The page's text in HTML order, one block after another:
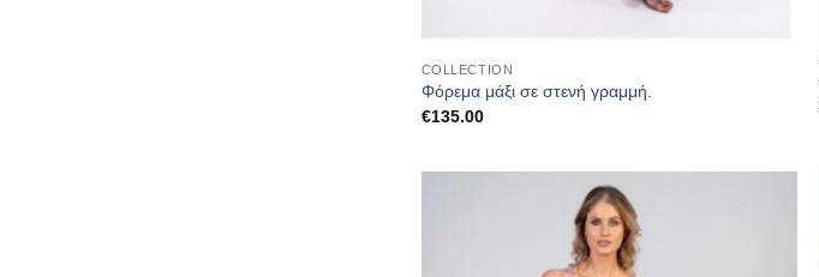
COLLECTION
Φόρεμα μάξι σε στενή γραμμή.
€135.00